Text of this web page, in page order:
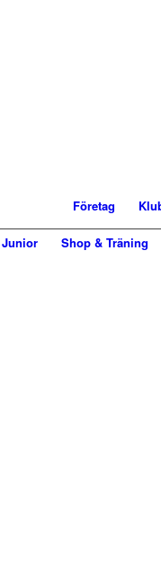
Företag
Junior Shop & Träning